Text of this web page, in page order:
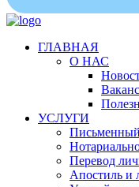
ГЛАВНАЯ
О НАС
УСЛУГИ
Перевод
Апостиль и